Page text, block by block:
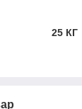
25 КГ